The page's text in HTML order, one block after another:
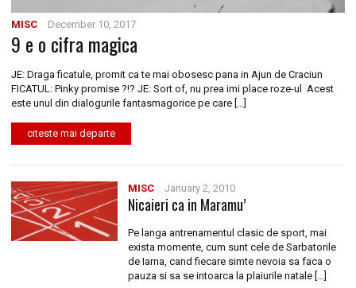
MISC December 10, 2017
9 e o cifra magica
JE: Draga ficatule, promit ca te mai obosesc pana in Ajun de Craciun
FICATUL: Pinky promise ?!? JE: Sort of, nu prea imi place roze-ul Acest
este unul din dialogurile fantasmagorice pe care […]
citeste mai departe
MISC January 2, 2010
Nicaieri ca in Maramu’
Pe langa antrenamentul clasic de sport, mai
exista momente, cum sunt cele de Sarbatorile
de Iarna, cand fiecare simte nevoia sa faca o
pauza si sa se intoarca la plaiurile natale […]